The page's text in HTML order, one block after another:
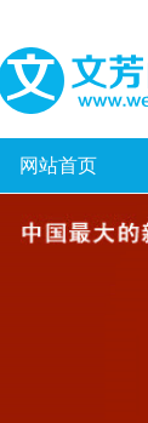
网站首页